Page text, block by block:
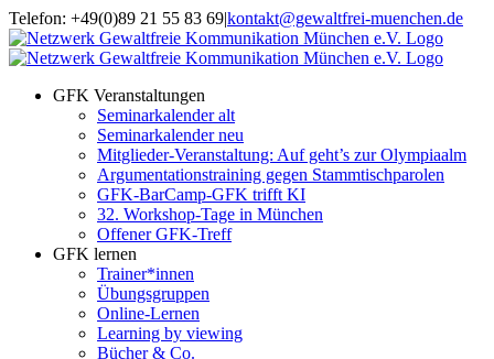
Zum
Inhalt
springen
Telefon: +49(0)89 21 55 83 69|kontakt@gewaltfrei-muenchen.de
Einloggen
Seminarkalender
Infos
zum
GFK Veranstaltungen
Seminarkalender alt
Seminarkalender neu
Mitglieder-Veranstaltung: Auf geht’s zur Olympiaalm
Argumentationstraining gegen Stammtischparolen
GFK-BarCamp-GFK trifft KI
32. Workshop-Tage in München
Offener GFK-Treff
GFK lernen
Trainer*innen
Übungsgruppen
Online-Lernen
Learning by viewing
Bücher & Co.